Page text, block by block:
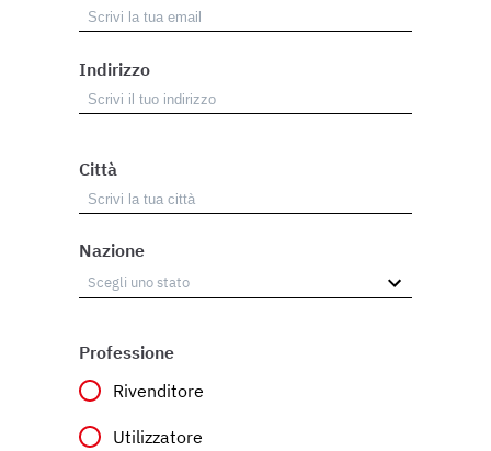
Indirizzo
Città
Nazione
Professione
Rivenditore
Utilizzatore